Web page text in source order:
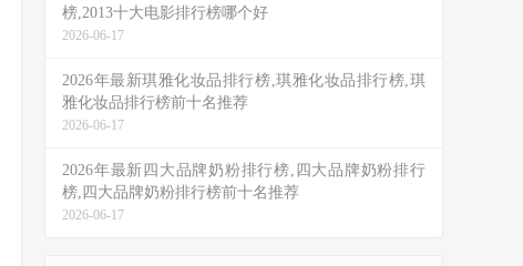
榜,2013十大电影排行榜哪个好
2026-06-17
2026年最新琪雅化妆品排行榜,琪雅化妆品排行榜,琪
雅化妆品排行榜前十名推荐
2026-06-17
2026年最新四大品牌奶粉排行榜,四大品牌奶粉排行
榜,四大品牌奶粉排行榜前十名推荐
2026-06-17